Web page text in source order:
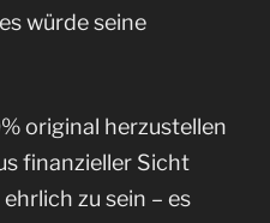
würde seine
original herzustellen
finanzieller Sicht
zu sein – es